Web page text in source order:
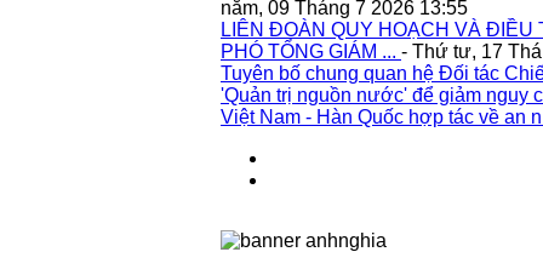
năm, 09 Tháng 7 2026 13:55
LIÊN ĐOÀN QUY HOẠCH VÀ
PHÓ TỔNG GIÁM ... - Thứ tư, 17
Tuyên bố chung quan hệ Đối tác
'Quản trị nguồn nước' để giảm nguy
Việt Nam - Hàn Quốc hợp tác về an